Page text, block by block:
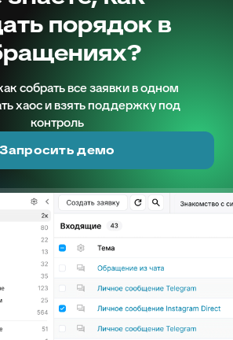
порядок в
собрать все заявки в одном
хаос и взять поддержку под
контроль
Запросить демо